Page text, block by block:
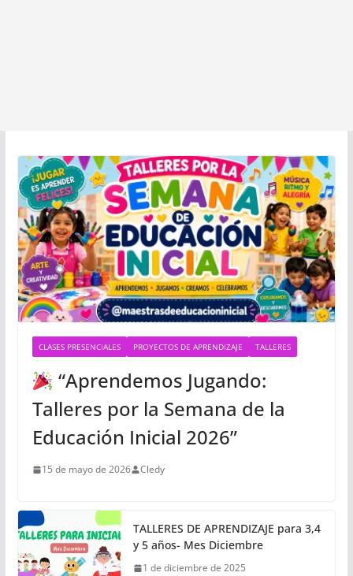
CLASES PRESENCIALES PROYECTOS DE APRENDIZAJE TALLERES
“Aprendemos Jugando:
Talleres por la Semana de la
Educación Inicial 2026”
15 de mayo de 2026 Cledy
TALLERES DE APRENDIZAJE para 3,4
y 5 años- Mes Diciembre
1 de diciembre de 2025